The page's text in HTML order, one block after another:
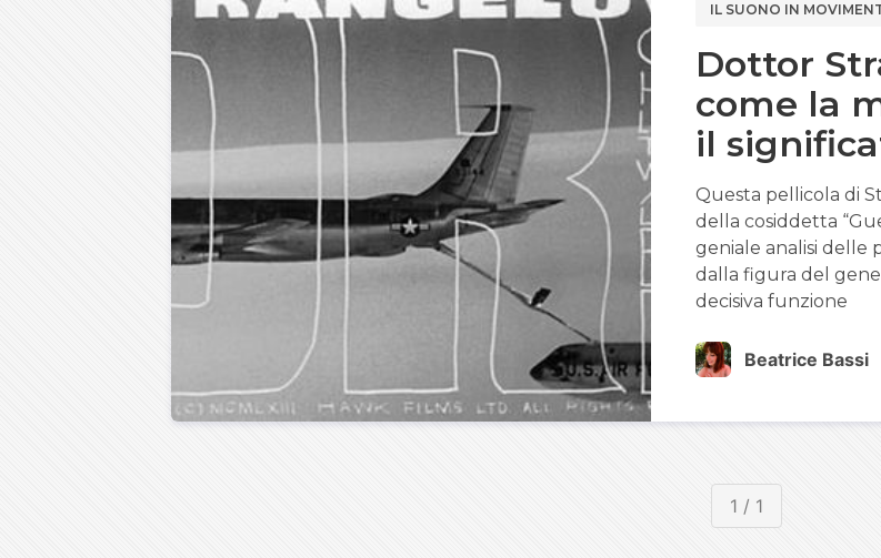
IL SUONO IN
Dottor
come la
il
Questa pellicola di
della cosiddetta
geniale analisi delle
dalla figura del
decisiva funzione
Beatrice Bassi
1 / 1